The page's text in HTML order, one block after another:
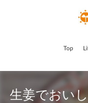
Top
生姜でおい